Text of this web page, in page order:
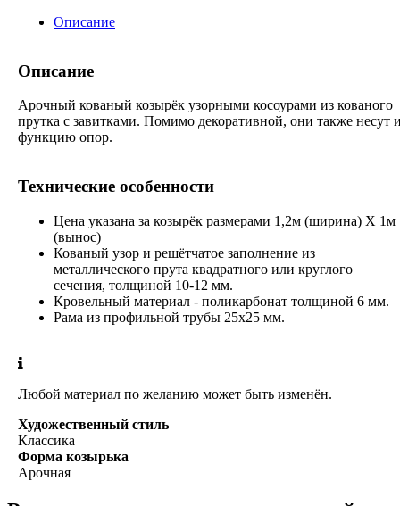
Описание
Описание
Арочный кованый козырёк узорными косоурами из кованого
прутка с завитками. Помимо декоративной, они также несут
функцию опор.
Технические особенности
Цена указана за козырёк размерами 1,2м (ширина) Х 1м
(вынос)
Кованый узор и решётчатое заполнение из
металлического прута квадратного или круглого
сечения, толщиной 10-12 мм.
Кровельный материал - поликарбонат толщиной 6 мм.
Рама из профильной трубы 25х25 мм.
Любой материал по желанию может быть изменён.
Художественный стиль
Классика
Форма козырька
Арочная